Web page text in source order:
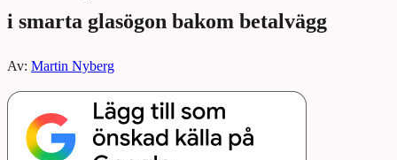
i smarta glasögon bakom betalvägg
Av: Martin Nyberg